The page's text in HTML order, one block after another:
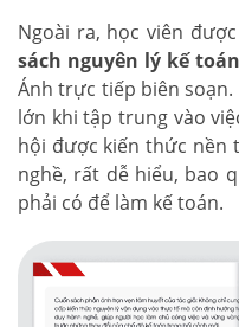
Ngoài ra, học viên
sách nguyên lý kế
Ánh trực tiếp biên
lớn khi tập trung vào
hội được kiến thức nền
nghề, rất dễ hiểu, bao
phải có để làm kế toán.